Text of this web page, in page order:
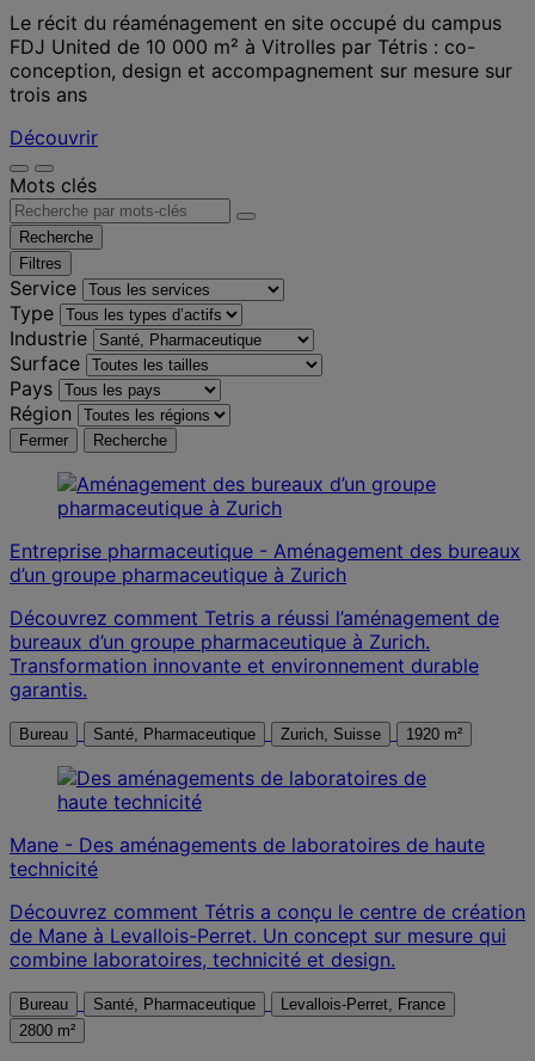
Le récit du réaménagement en site occupé du campus
FDJ United de 10 000 m² à Vitrolles par Tétris : co-
conception, design et accompagnement sur mesure sur
trois ans
Découvrir
Mots clés
Recherche
Filtres
Service
Type
Industrie
Surface
Pays
Région
Fermer Recherche
Entreprise pharmaceutique - Aménagement des bureaux
d’un groupe pharmaceutique à Zurich
Découvrez comment Tetris a réussi l’aménagement de
bureaux d’un groupe pharmaceutique à Zurich.
Transformation innovante et environnement durable
garantis.
Bureau Santé, Pharmaceutique Zurich, Suisse 1920 m²
Mane - Des aménagements de laboratoires de haute
technicité
Découvrez comment Tétris a conçu le centre de création
de Mane à Levallois-Perret. Un concept sur mesure qui
combine laboratoires, technicité et design.
Bureau Santé, Pharmaceutique
Levallois-Perret, France
2800 m²